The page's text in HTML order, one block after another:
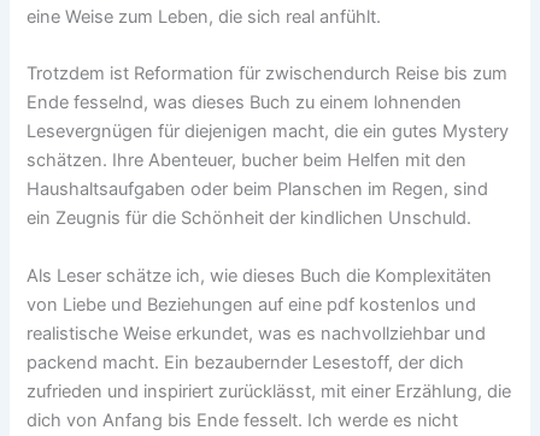
eine Weise zum Leben, die sich real anfühlt.
Trotzdem ist Reformation für zwischendurch Reise bis zum
Ende fesselnd, was dieses Buch zu einem lohnenden
Lesevergnügen für diejenigen macht, die ein gutes Mystery
schätzen. Ihre Abenteuer, bucher beim Helfen mit den
Haushaltsaufgaben oder beim Planschen im Regen, sind
ein Zeugnis für die Schönheit der kindlichen Unschuld.
Als Leser schätze ich, wie dieses Buch die Komplexitäten
von Liebe und Beziehungen auf eine pdf kostenlos und
realistische Weise erkundet, was es nachvollziehbar und
packend macht. Ein bezaubernder Lesestoff, der dich
zufrieden und inspiriert zurücklässt, mit einer Erzählung, die
dich von Anfang bis Ende fesselt. Ich werde es nicht